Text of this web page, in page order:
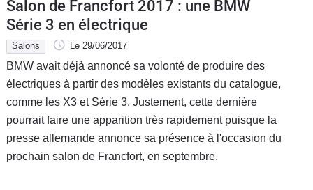
Salon de Francfort 2017 : une BMW
Série 3 en électrique
Salons Le 29/06/2017
BMW avait déjà annoncé sa volonté de produire des
électriques à partir des modèles existants du catalogue,
comme les X3 et Série 3. Justement, cette dernière
pourrait faire une apparition très rapidement puisque la
presse allemande annonce sa présence à l'occasion du
prochain salon de Francfort, en septembre.